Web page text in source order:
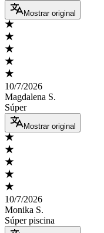
Mostrar original
10/7/2026
Magdalena S.
Súper
Mostrar original
10/7/2026
Monika S.
Súper piscina